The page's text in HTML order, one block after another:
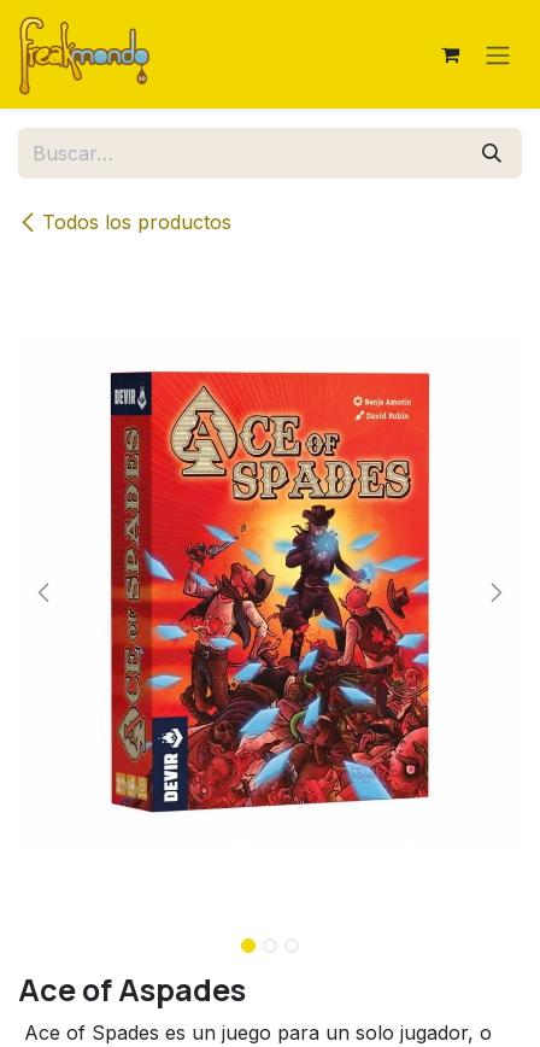
Ir al contenido
Todos los productos
Ace of Aspades
Ace of Spades es un juego para un solo jugador, o